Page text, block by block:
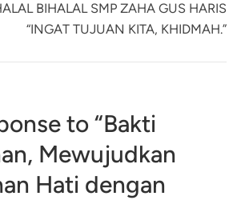
BIHALAL SMP ZAHA GUS HARIS
“INGAT TUJUAN KITA, KHIDMAH.”
to “Bakti
Mewujudkan
Hati dengan